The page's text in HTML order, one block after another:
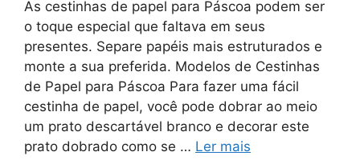
As cestinhas de papel para Páscoa podem ser
o toque especial que faltava em seus
presentes. Separe papéis mais estruturados e
monte a sua preferida. Modelos de Cestinhas
de Papel para Páscoa Para fazer uma fácil
cestinha de papel, você pode dobrar ao meio
um prato descartável branco e decorar este
prato dobrado como se … Ler mais